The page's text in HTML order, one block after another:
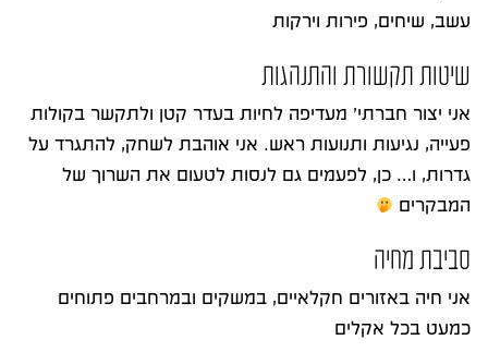
עשב, שיחים, פירות וירקות
שיטות תקשורת והתנהגות
אני יצור חברתי’ מעדיפה לחיות בעדר קטן ולתקשר בקולות
פעייה, נגיעות ותנועות ראש. אני אוהבת לשחק, להתגרד על
גדרות, ו… כן, לפעמים גם לנסות לטעום את השרוך של
המבקרים
סביבת מחיה
אני חיה באזורים חקלאיים, במשקים ובמרחבים פתוחים
כמעט בכל אקלים